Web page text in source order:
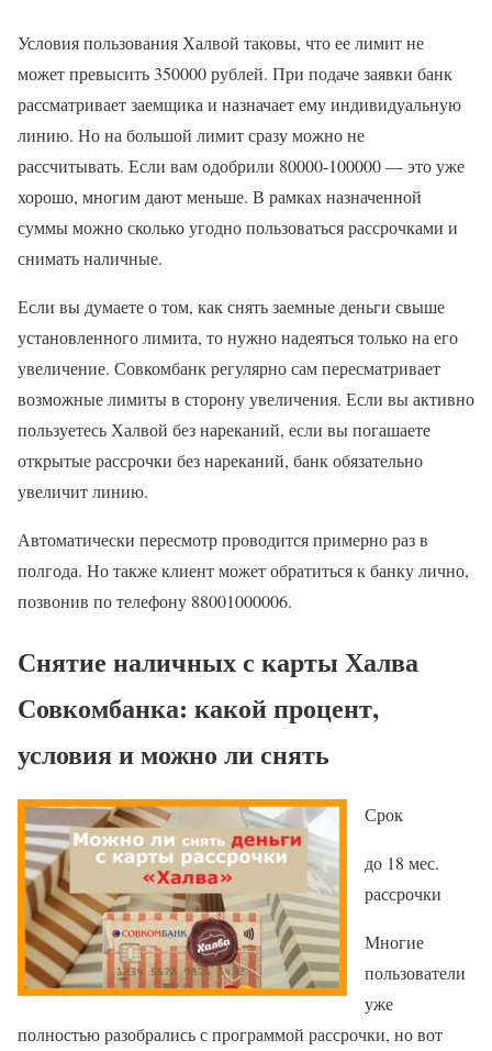
Условия пользования Халвой таковы, что ее лимит не
может превысить 350000 рублей. При подаче заявки банк
рассматривает заемщика и назначает ему индивидуальную
линию. Но на большой лимит сразу можно не
рассчитывать. Если вам одобрили 80000-100000 — это уже
хорошо, многим дают меньше. В рамках назначенной
суммы можно сколько угодно пользоваться рассрочками и
снимать наличные.
Если вы думаете о том, как снять заемные деньги свыше
установленного лимита, то нужно надеяться только на его
увеличение. Совкомбанк регулярно сам пересматривает
возможные лимиты в сторону увеличения. Если вы активно
пользуетесь Халвой без нареканий, если вы погашаете
открытые рассрочки без нареканий, банк обязательно
увеличит линию.
Автоматически пересмотр проводится примерно раз в
полгода. Но также клиент может обратиться к банку лично,
позвонив по телефону 88001000006.
Снятие наличных с карты Халва
Совкомбанка: какой процент,
условия и можно ли снять
Срок
до 18 мес.
рассрочки
Многие
пользователи
уже
полностью разобрались с программой рассрочки, но вот